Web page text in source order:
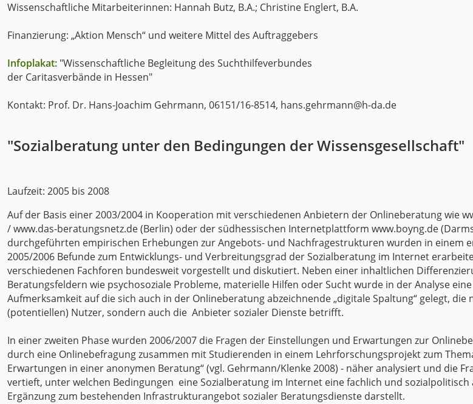
Wissenschaftliche Mitarbeiterinnen: Hannah Butz, B.A.; Christine Englert, B.A.
Finanzierung: „Aktion Mensch“ und weitere Mittel des Auftraggebers
Infoplakat: "Wissenschaftliche Begleitung des Suchthilfeverbundes
der Caritasverbände in Hessen"
Kontakt: Prof. Dr. Hans-Joachim Gehrmann, 06151/16-8514, hans.gehrmann@h-da.de
"Sozialberatung unter den Bedingungen der Wissensgesellschaft"
Laufzeit: 2005 bis 2008
Auf der Basis einer 2003/2004 in Kooperation mit verschiedenen Anbietern der Onlineberatung wie
/ www.das-beratungsnetz.de (Berlin) oder der südhessischen Internetplattform www.boyng.de
durchgeführten empirischen Erhebungen zur Angebots- und Nachfragestrukturen wurden in einem
2005/2006 Befunde zum Entwicklungs- und Verbreitungsgrad der Sozialberatung im Internet
verschiedenen Fachforen bundesweit vorgestellt und diskutiert. Neben einer inhaltlichen
Beratungsfeldern wie psychosoziale Probleme, materielle Hilfen oder Sucht wurde in der Analyse
Aufmerksamkeit auf die sich auch in der Onlineberatung abzeichnende „digitale Spaltung“ gelegt, die
(potentiellen) Nutzer, sondern auch die Anbieter sozialer Dienste betrifft.
In einer zweiten Phase wurden 2006/2007 die Fragen der Einstellungen und Erwartungen zur
durch eine Onlinebefragung zusammen mit Studierenden in einem Lehrforschungsprojekt zum
Erwartungen in einer anonymen Beratung“ (vgl. Gehrmann/Klenke 2008) - näher analysiert und die
vertieft, unter welchen Bedingungen eine Sozialberatung im Internet eine fachlich und sozialpolitisch
Ergänzung zum bestehenden Infrastrukturangebot sozialer Beratungsdienste darstellt.